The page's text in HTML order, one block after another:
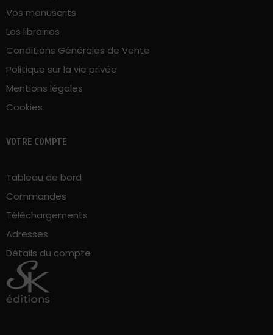
Les librairies
Conditions Générales de Vente
Politique sur la vie privée
Mentions légales
Cookies
Commandes
Téléchargements
Adresses
Détails du compte